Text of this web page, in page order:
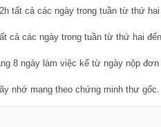
tất cả các ngày trong tuần từ thứ
cả các ngày trong tuần từ thứ hai
8 ngày làm việc kể từ ngày nộp đơn
nhớ mang theo chứng minh thư gốc.